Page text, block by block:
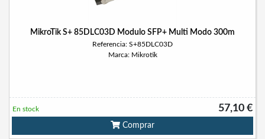
MikroTik S+ 85DLC03D Modulo SFP+ Multi Modo 300m
Referencia: S+85DLC03D
Marca: Mikrotik
57,10 €
En stock
Comprar